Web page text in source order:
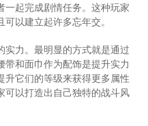
一起完成剧情任务。这种玩家
以建立起许多忘年交。
实力。最明显的方式就是通过
和面巾作为配饰是提升实力
升它们的等级来获得更多属性
可以打造出自己独特的战斗风